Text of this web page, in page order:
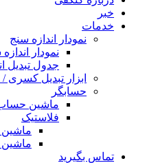
خبر
خدمات
نمودار اندازه سنج
نمودار
جدول تبدیل
ابزار تبدیل
حسابگر
ماشین
فلاستیک
تماس بگیرید